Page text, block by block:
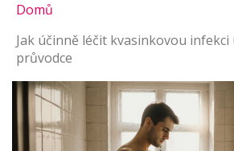
Domů
Jak účinně léčit kvasinkovou
průvodce